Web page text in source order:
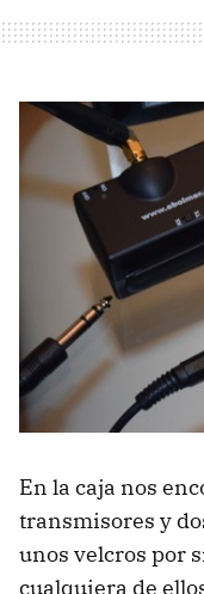
En la caja nos
transmisores y
unos velcros por
cualquiera de